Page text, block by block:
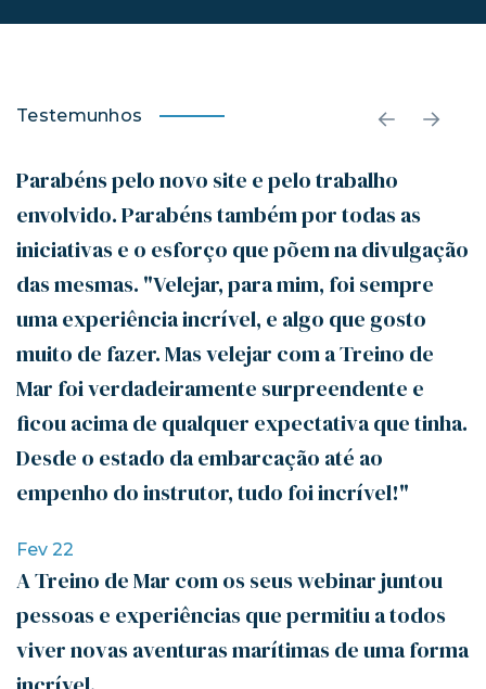
Testemunhos
Parabéns pelo novo site e pelo trabalho
envolvido. Parabéns também por todas as
iniciativas e o esforço que põem na divulgação
das mesmas. "Velejar, para mim, foi sempre
uma experiência incrível, e algo que gosto
muito de fazer. Mas velejar com a Treino de
Mar foi verdadeiramente surpreendente e
ficou acima de qualquer expectativa que tinha.
Desde o estado da embarcação até ao
empenho do instrutor, tudo foi incrível!"
Fev 22
A Treino de Mar com os seus webinar juntou
pessoas e experiências que permitiu a todos
viver novas aventuras marítimas de uma forma